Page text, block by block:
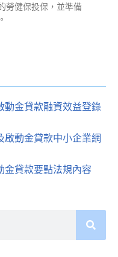
勞健保投保，並準備
動金貸款融資效益登錄
啟動金貸款中小企業網
金貸款要點法規內容